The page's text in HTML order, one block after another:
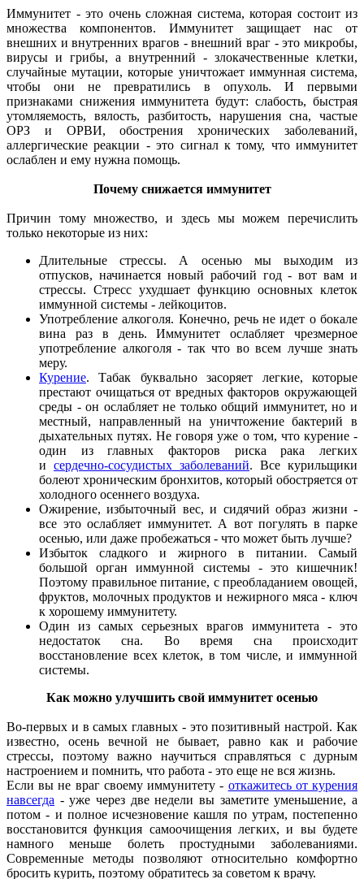
Иммунитет - это очень сложная система, которая состоит из
множества компонентов. Иммунитет защищает нас от
внешних и внутренних врагов - внешний враг - это микробы,
вирусы и грибы, а внутренний - злокачественные клетки,
случайные мутации, которые уничтожает иммунная система,
чтобы они не превратились в опухоль. И первыми
признаками снижения иммунитета будут: слабость, быстрая
утомляемость, вялость, разбитость, нарушения сна, частые
ОРЗ и ОРВИ, обострения хронических заболеваний,
аллергические реакции - это сигнал к тому, что иммунитет
ослаблен и ему нужна помощь.
Почему снижается иммунитет
Причин тому множество, и здесь мы можем перечислить
только некоторые из них:
Длительные стрессы. А осенью мы выходим из
отпусков, начинается новый рабочий год - вот вам и
стрессы. Стресс ухудшает функцию основных клеток
иммунной системы - лейкоцитов.
Употребление алкоголя. Конечно, речь не идет о бокале
вина раз в день. Иммунитет ослабляет чрезмерное
употребление алкоголя - так что во всем лучше знать
меру.
Курение. Табак буквально засоряет легкие, которые
престают очищаться от вредных факторов окружающей
среды - он ослабляет не только общий иммунитет, но и
местный, направленный на уничтожение бактерий в
дыхательных путях. Не говоря уже о том, что курение -
один из главных факторов риска рака легких
и сердечно-сосудистых заболеваний. Все курильщики
болеют хроническим бронхитов, который обостряется от
холодного осеннего воздуха.
Ожирение, избыточный вес, и сидячий образ жизни -
все это ослабляет иммунитет. А вот погулять в парке
осенью, или даже пробежаться - что может быть лучше?
Избыток сладкого и жирного в питании. Самый
большой орган иммунной системы - это кишечник!
Поэтому правильное питание, с преобладанием овощей,
фруктов, молочных продуктов и нежирного мяса - ключ
к хорошему иммунитету.
Один из самых серьезных врагов иммунитета - это
недостаток сна. Во время сна происходит
восстановление всех клеток, в том числе, и иммунной
системы.
Как можно улучшить свой иммунитет осенью
Во-первых и в самых главных - это позитивный настрой. Как
известно, осень вечной не бывает, равно как и рабочие
стрессы, поэтому важно научиться справляться с дурным
настроением и помнить, что работа - это еще не вся жизнь.
Если вы не враг своему иммунитету - откажитесь от курения
навсегда - уже через две недели вы заметите уменьшение, а
потом - и полное исчезновение кашля по утрам, постепенно
восстановится функция самоочищения легких, и вы будете
намного меньше болеть простудными заболеваниями.
Современные методы позволяют относительно комфортно
бросить курить, поэтому обратитесь за советом к врачу.